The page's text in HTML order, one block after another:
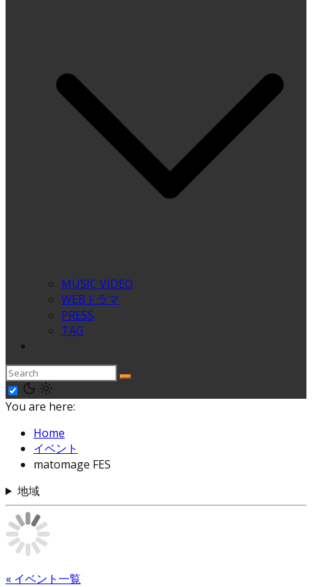
MUSIC VIDEO
WEBドラマ
PRESS
TAG
You are here:
Home
イベント
matomage FES
地域
« イベント一覧